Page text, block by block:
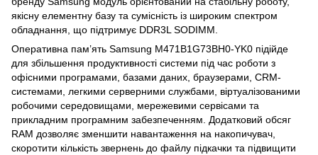
якісну елементну базу та сумісність із широким спектром
обладнання, що підтримує DDR3L SODIMM.
Оперативна пам’ять Samsung M471B1G73BH0-YK0 підійде
для збільшення продуктивності системи під час роботи з
офісними програмами, базами даних, браузерами, CRM-
системами, легкими серверними службами, віртуалізованими
робочими середовищами, мережевими сервісами та
прикладним програмним забезпеченням. Додатковий обсяг
RAM дозволяє зменшити навантаження на накопичувач,
скоротити кількість звернень до файлу підкачки та підвищити